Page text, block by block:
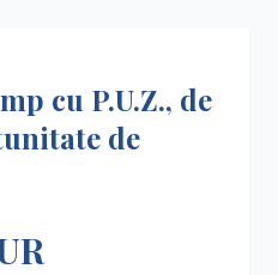
cu P.U.Z., de
de